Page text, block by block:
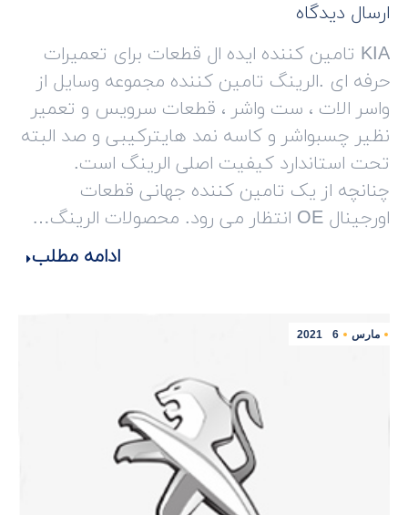
ارسال دیدگاه
KIA تامین کننده ایده ال قطعات برای تعمیرات
حرفه ای .الرینگ تامین کننده مجموعه وسایل از
واسر الات ، ست واشر ، قطعات سرویس و تعمیر
نظیر چسبواشر و کاسه نمد هایترکیبی و صد البته
تحت استاندارد کیفیت اصلی الرینگ است.
چنانچه از یک تامین کننده جهانی قطعات
اورجینال OE انتظار می رود. محصولات الرینگ…
ادامه مطلب
مارس 6
2021